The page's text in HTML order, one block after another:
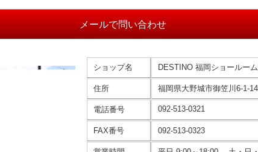
ショップ名 DESTINO 福岡ショールーム
住所 福岡県大野城市御笠川6-1-14
電話番号 092-513-0321
FAX番号 092-513-0323